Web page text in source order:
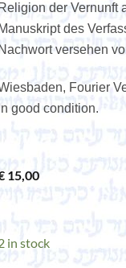
Religion der Vernunft
Manuskript des
Nachwort versehen
Fourier
In good condition.
15,00
in stock